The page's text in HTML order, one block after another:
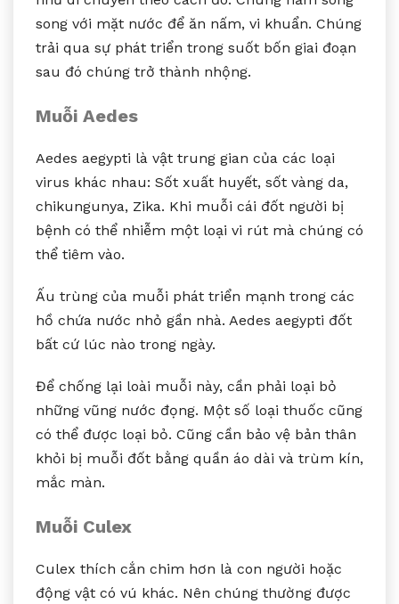
song với mặt nước để ăn nấm, vi khuẩn. Chúng
trải qua sự phát triển trong suốt bốn giai đoạn
sau đó chúng trở thành nhộng.
Muỗi Aedes
Aedes aegypti là vật trung gian của các loại
virus khác nhau: Sốt xuất huyết, sốt vàng da,
chikungunya, Zika. Khi muỗi cái đốt người bị
bệnh có thể nhiễm một loại vi rút mà chúng có
thể tiêm vào.
Ấu trùng của muỗi phát triển mạnh trong các
hồ chứa nước nhỏ gần nhà. Aedes aegypti đốt
bất cứ lúc nào trong ngày.
Để chống lại loài muỗi này, cần phải loại bỏ
những vũng nước đọng. Một số loại thuốc cũng
có thể được loại bỏ. Cũng cần bảo vệ bản thân
khỏi bị muỗi đốt bằng quần áo dài và trùm kín,
mắc màn.
Muỗi Culex
Culex thích cắn chim hơn là con người hoặc
động vật có vú khác. Nên chúng thường được